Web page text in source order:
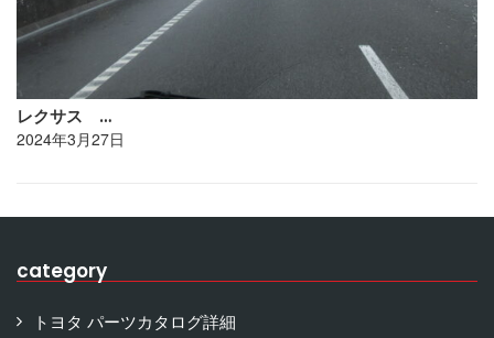
レクサス …
2024年3月27日
category
トヨタ パーツカタログ詳細